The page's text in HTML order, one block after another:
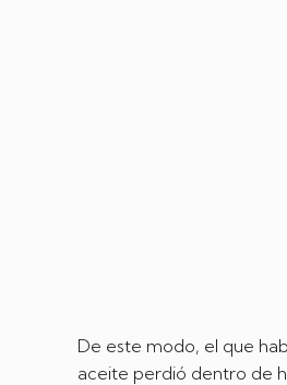
De este modo, el que
aceite perdió dentro de